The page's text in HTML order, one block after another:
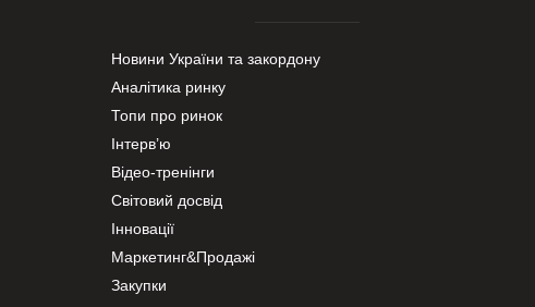
Новини України та закордону
Аналітика ринку
Топи про ринок
Інтерв’ю
Відео-тренінги
Світовий досвід
Інновації
Маркетинг&Продажі
Закупки